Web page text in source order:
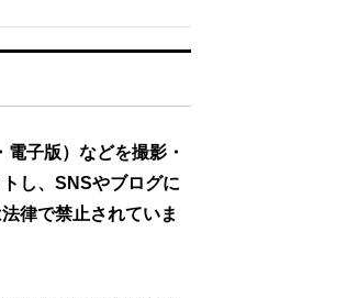
子版）などを撮影・
し、SNSやブログに
律で禁止されていま